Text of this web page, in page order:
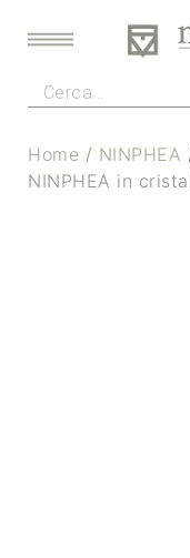
Home / NINPHEA
NINPHEA in